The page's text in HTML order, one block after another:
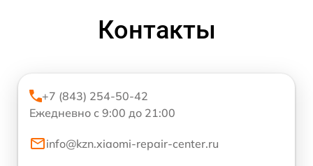
Контакты
+7 (843) 254-50-42
Ежедневно с 9:00 до 21:00
info@kzn.xiaomi-repair-center.ru